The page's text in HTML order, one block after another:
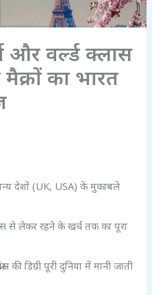
और वर्ल्ड क्लास
मैक्रों का भारत
अन्य देशों (UK, USA) के मुकाबले
से लेकर रहने के खर्च तक का पूरा
की डिग्री पूरी दुनिया में मानी जाती